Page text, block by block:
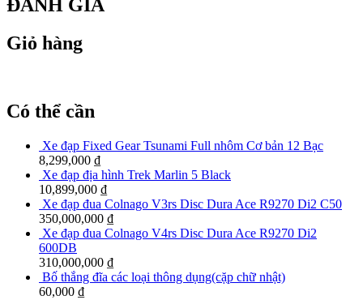
ĐÁNH GIÁ
Giỏ hàng
Có thể cần
Xe đạp Fixed Gear Tsunami Full nhôm Cơ bản 12 Bạc
8,299,000 ₫
Xe đạp địa hình Trek Marlin 5 Black
10,899,000 ₫
Xe đạp đua Colnago V3rs Disc Dura Ace R9270 Di2 C50
350,000,000 ₫
Xe đạp đua Colnago V4rs Disc Dura Ace R9270 Di2
600DB
310,000,000 ₫
Bố thắng đĩa các loại thông dụng(cặp chữ nhật)
60,000 ₫